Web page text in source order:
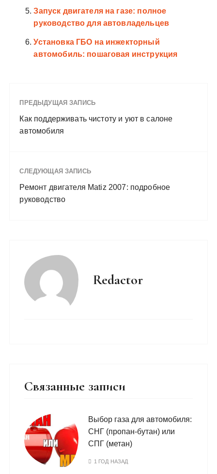
Запуск двигателя на газе: полное
руководство для автовладельцев
Установка ГБО на инжекторный
автомобиль: пошаговая инструкция
ПРЕДЫДУЩАЯ ЗАПИСЬ
Как поддерживать чистоту и уют в салоне
автомобиля
СЛЕДУЮЩАЯ ЗАПИСЬ
Ремонт двигателя Matiz 2007: подробное
руководство
Redactor
Связанные записи
Выбор газа для автомобиля:
СНГ (пропан-бутан) или
СПГ (метан)
1 ГОД НАЗАД